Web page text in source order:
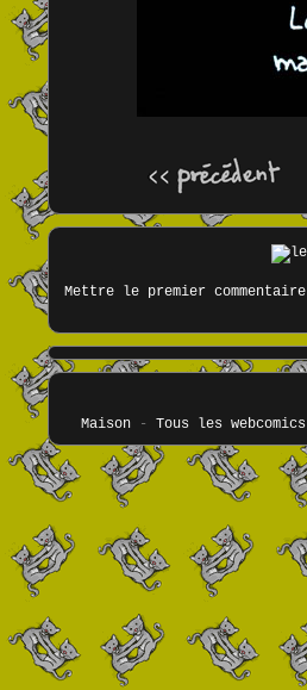
Mettre le premier commentaire
Maison- Tous les webcomics